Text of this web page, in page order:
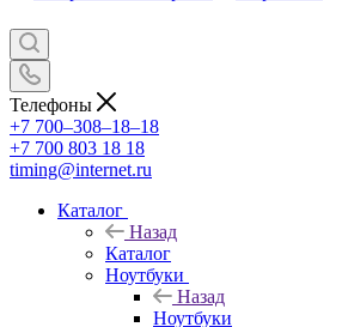
Телефоны
+7 700‒308‒18‒18
+7 700 803 18 18
timing@internet.ru
Каталог
Назад
Каталог
Ноутбуки
Назад
Ноутбуки